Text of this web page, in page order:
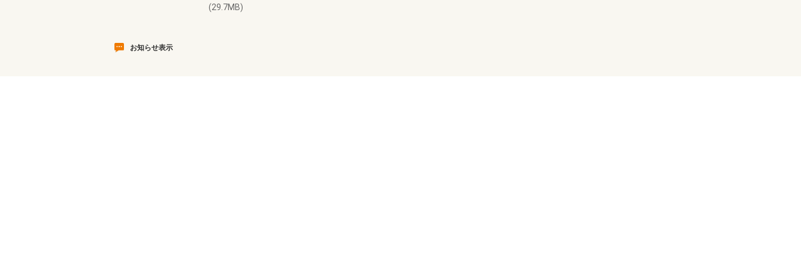
(29.7MB)
お知らせ表示